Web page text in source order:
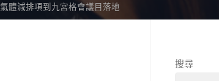
體減排項到九宮格會議目落地
搜尋